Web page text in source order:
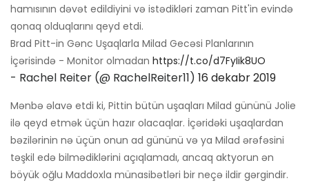
hamısının dəvət edildiyini və istədikləri zaman Pitt'in evində
qonaq olduqlarını qeyd etdi.
Brad Pitt-in Gənc Uşaqlarla Milad Gecəsi Planlarının
İçərisində - Monitor olmadan https://t.co/d7FyIik8UO
- Rachel Reiter (@ RachelReiter11) 16 dekabr 2019
Mənbə əlavə etdi ki, Pittin bütün uşaqları Milad gününü Jolie
ilə qeyd etmək üçün hazır olacaqlar. İçəridəki uşaqlardan
bəzilərinin nə üçün onun ad gününü və ya Milad ərəfəsini
təşkil edə bilmədiklərini açıqlamadı, ancaq aktyorun ən
böyük oğlu Maddoxla münasibətləri bir neçə ildir gərgindir.